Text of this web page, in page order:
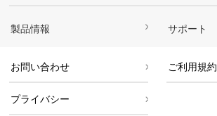
製品情報 サポート
お問い合わせ ご利用規約
プライバシー